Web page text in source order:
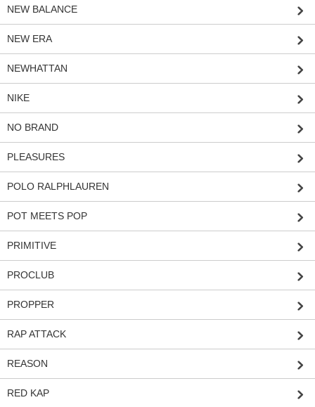
NEW BALANCE
NEW ERA
NEWHATTAN
NIKE
NO BRAND
PLEASURES
POLO RALPHLAUREN
POT MEETS POP
PRIMITIVE
PROCLUB
PROPPER
RAP ATTACK
REASON
RED KAP